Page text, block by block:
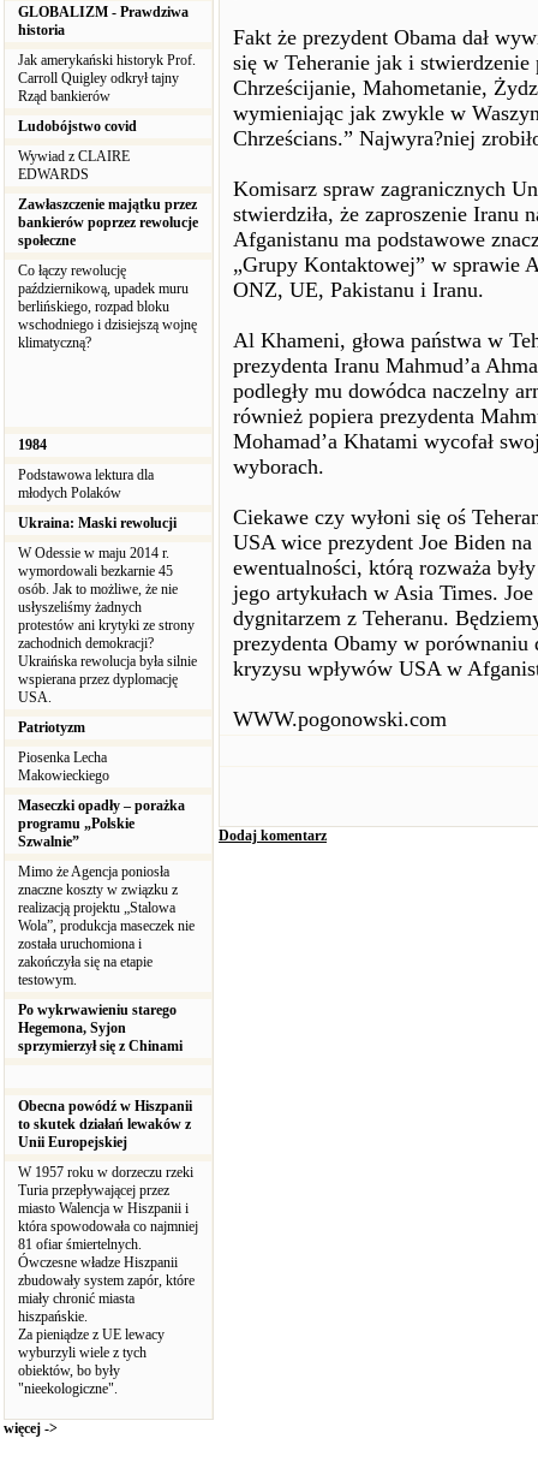
GLOBALIZM - Prawdziwa
historia
Jak amerykański historyk Prof.
Carroll Quigley odkrył tajny
Rząd bankierów
Ludobójstwo covid
Wywiad z CLAIRE
EDWARDS
Zawłaszczenie majątku przez
bankierów poprzez rewolucje
społeczne
Co łączy rewolucję
październikową, upadek muru
berlińskiego, rozpad bloku
wschodniego i dzisiejszą wojnę
klimatyczną?
1984
Podstawowa lektura dla
młodych Polaków
Ukraina: Maski rewolucji
W Odessie w maju 2014 r.
wymordowali bezkarnie 45
osób. Jak to możliwe, że nie
usłyszeliśmy żadnych
protestów ani krytyki ze strony
zachodnich demokracji?
Ukraińska rewolucja była silnie
wspierana przez dyplomację
USA.
Patriotyzm
Piosenka Lecha
Makowieckiego
Maseczki opadły – porażka
programu „Polskie
Szwalnie”
Mimo że Agencja poniosła
znaczne koszty w związku z
realizacją projektu „Stalowa
Wola”, produkcja maseczek nie
została uruchomiona i
zakończyła się na etapie
testowym.
Po wykrwawieniu starego
Hegemona, Syjon
sprzymierzył się z Chinami
Obecna powódź w Hiszpanii
to skutek działań lewaków z
Unii Europejskiej
W 1957 roku w dorzeczu rzeki
Turia przepływającej przez
miasto Walencja w Hiszpanii i
która spowodowała co najmniej
81 ofiar śmiertelnych.
Ówczesne władze Hiszpanii
zbudowały system zapór, które
miały chronić miasta
hiszpańskie.
Za pieniądze z UE lewacy
wyburzyli wiele z tych
obiektów, bo były
"nieekologiczne".
więcej ->
Fakt że prezydent Obama dał
się w Teheranie jak i
Chrześcijanie, Mahometanie,
wymieniając jak zwykle w
Chrześcians.” Najwyra?niej
Komisarz spraw zagranicznych
stwierdziła, że zaproszenie Iranu
Afganistanu ma podstawowe
„Grupy Kontaktowej” w sprawie
ONZ, UE, Pakistanu i Iranu.
Al Khameni, głowa państwa w
prezydenta Iranu Mahmud’a
podległy mu dowódca naczelny
również popiera prezydenta
Mohamad’a Khatami wycofał
wyborach.
Ciekawe czy wyłoni się oś
USA wice prezydent Joe Biden
ewentualności, którą rozważa
jego artykułach w Asia Times.
dygnitarzem z Teheranu.
prezydenta Obamy w porównaniu
kryzysu wpływów USA w
WWW.pogonowski.com
Dodaj komentarz